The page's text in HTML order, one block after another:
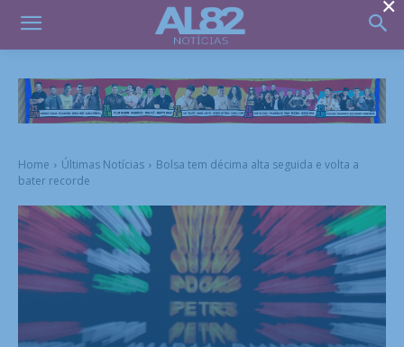
Home Últimas Notícias
Bolsa tem décima alta seguida e volta a
bater recorde